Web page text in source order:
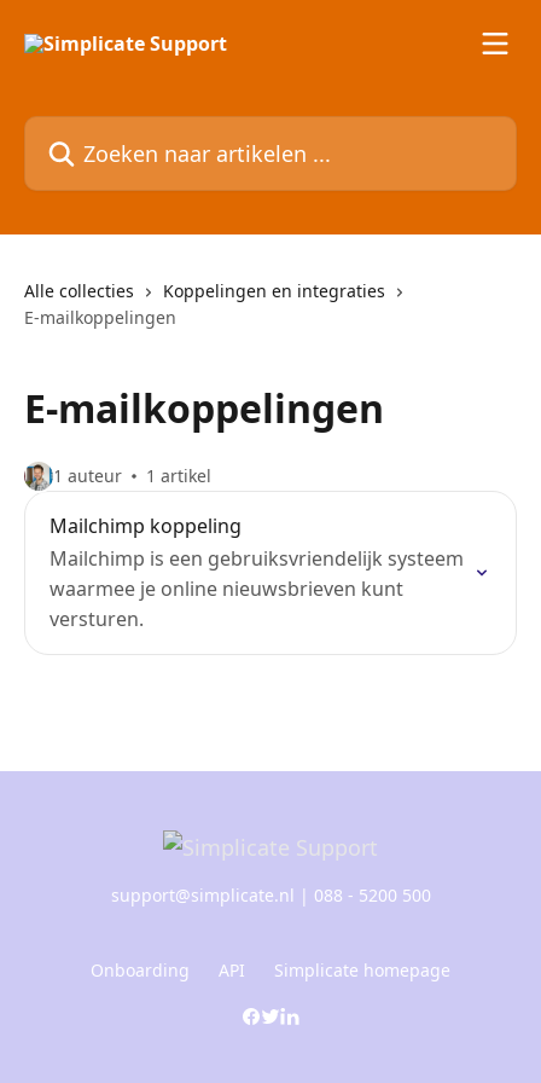
Zoeken naar artikelen ...
Alle collecties
Koppelingen en integraties
E-mailkoppelingen
E-mailkoppelingen
1 auteur 1 artikel
Mailchimp koppeling
Mailchimp is een gebruiksvriendelijk systeem
waarmee je online nieuwsbrieven kunt
versturen.
support@simplicate.nl | 088 - 5200 500
Onboarding API Simplicate homepage